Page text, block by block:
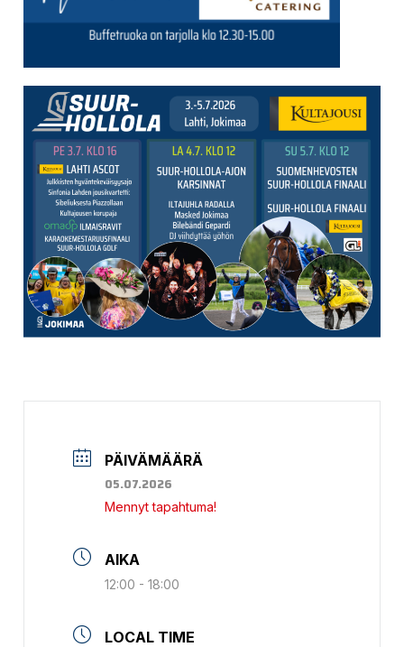
PÄIVÄMÄÄRÄ
05.07.2026
Mennyt tapahtuma!
AIKA
12:00 - 18:00
LOCAL TIME